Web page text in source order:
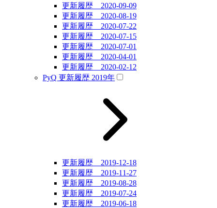
更新履歴 2020-09-09
更新履歴 2020-08-19
更新履歴 2020-07-22
更新履歴 2020-07-15
更新履歴 2020-07-01
更新履歴 2020-04-01
更新履歴 2020-02-12
PyQ 更新履歴 2019年
更新履歴 2019-12-18
更新履歴 2019-11-27
更新履歴 2019-08-28
更新履歴 2019-07-24
更新履歴 2019-06-18